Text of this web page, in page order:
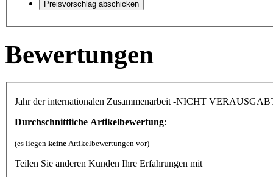
Bewertungen
Jahr der internationalen Zusammenarbeit -NICHT
Durchschnittliche Artikelbewertung:
(es liegen keine Artikelbewertungen vor)
Teilen Sie anderen Kunden Ihre Erfahrungen mit